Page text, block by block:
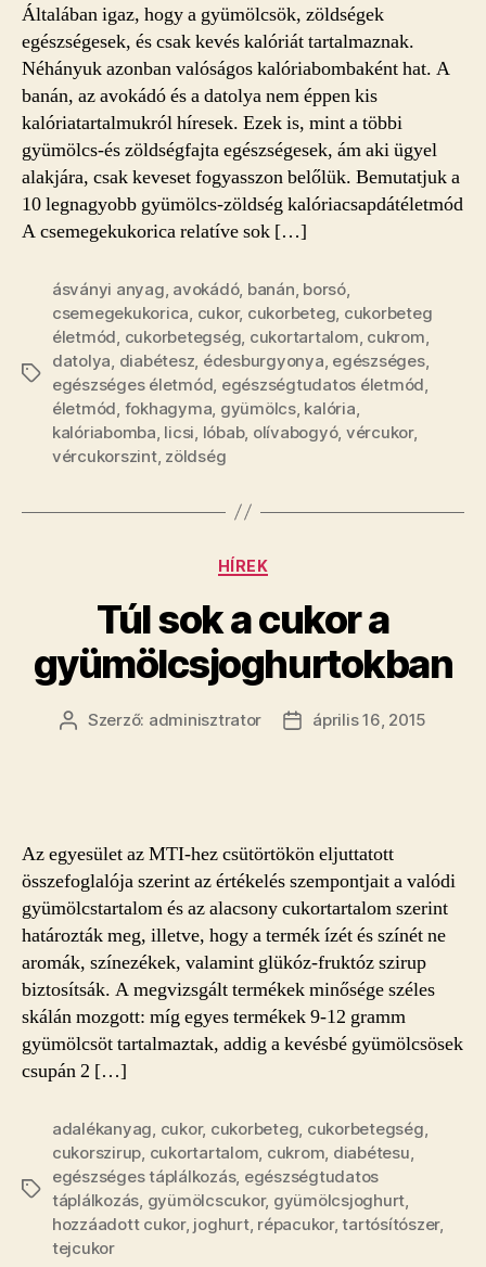
Általában igaz, hogy a gyümölcsök, zöldségek
egészségesek, és csak kevés kalóriát tartalmaznak.
Néhányuk azonban valóságos kalóriabombaként hat. A
banán, az avokádó és a datolya nem éppen kis
kalóriatartalmukról híresek. Ezek is, mint a többi
gyümölcs-és zöldségfajta egészségesek, ám aki ügyel
alakjára, csak keveset fogyasszon belőlük. Bemutatjuk a
10 legnagyobb gyümölcs-zöldség kalóriacsapdátéletmód
A csemegekukorica relatíve sok […]
Címkék
ásványi anyag avokádó, banán borsó,
csemegekukorica cukor, cukorbeteg cukorbeteg
életmód cukorbetegség cukortartalom cukrom
datolya diabétesz édesburgyonya egészséges,
egészséges életmód egészségtudatos életmód
életmód fokhagyma gyümölcs, kalória
kalóriabomba licsi lóbab, olívabogyó, vércukor,
vércukorszint, zöldség
Kategóriák
HÍREK
Túl sok a cukor a
gyümölcsjoghurtokban
Bejegyzés
Szerző: adminisztrator
Bejegyzés
április 16, 2015
Az egyesület az MTI-hez csütörtökön eljuttatott
összefoglalója szerint az értékelés szempontjait a valódi
gyümölcstartalom és az alacsony cukortartalom szerint
határozták meg, illetve, hogy a termék ízét és színét ne
aromák, színezékek, valamint glükóz-fruktóz szirup
biztosítsák. A megvizsgált termékek minősége széles
skálán mozgott: míg egyes termékek 9-12 gramm
gyümölcsöt tartalmaztak, addig a kevésbé gyümölcsösek
csupán 2 […]
Címkék
adalékanyag, cukor, cukorbeteg, cukorbetegség,
cukorszirup, cukortartalom, cukrom, diabétesu,
egészséges táplálkozás, egészségtudatos
táplálkozás, gyümölcscukor, gyümölcsjoghurt,
hozzáadott cukor, joghurt, répacukor,tartósítószer,
tejcukor